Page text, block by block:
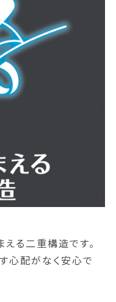
る二重構造です。
心配がなく安心で